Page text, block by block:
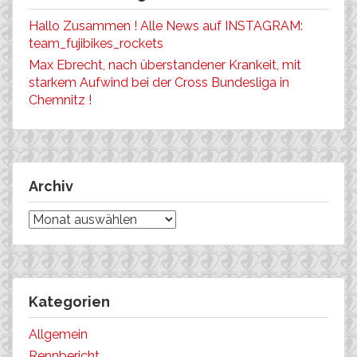
Hallo Zusammen ! Alle News auf INSTAGRAM:
team_fujibikes_rockets
Max Ebrecht, nach überstandener Krankeit, mit
starkem Aufwind bei der Cross Bundesliga in
Chemnitz !
Archiv
Archiv
Kategorien
Allgemein